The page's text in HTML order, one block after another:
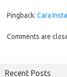
Pingback: Cara
Comments are
Recent Posts